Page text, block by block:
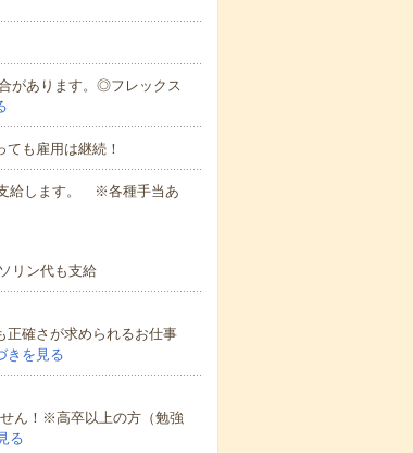
があります。◎フレックス
も雇用は継続！
給します。 ※各種手当あ
リン代も支給
正確さが求められるお仕事
きを見る
ん！※高卒以上の方（勉強
る